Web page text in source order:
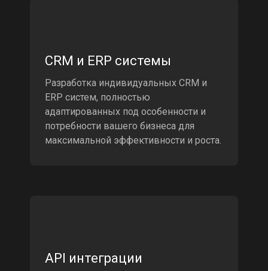
CRM и ERP системы
Разработка индивидуальных CRM и
ERP систем, полностью
адаптированных под особенности и
потребности вашего бизнеса для
максимальной эффективности и роста.
API интеграции